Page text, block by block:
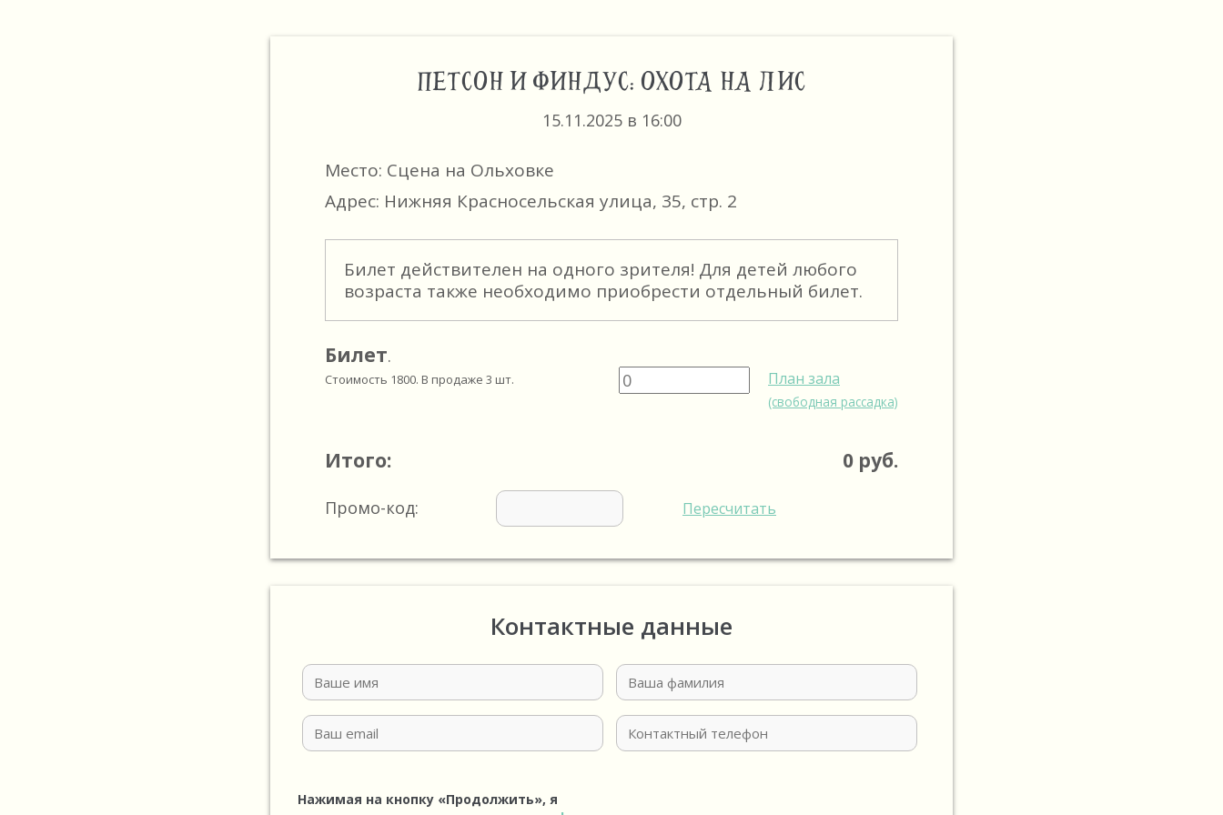
ПЕТСОН И ФИНДУС: ОХОТА НА ЛИС
15.11.2025 в 16:00
Место: Сцена на Ольховке
Адрес: Нижняя Красносельская улица, 35, стр. 2
Билет действителен на одного зрителя! Для детей любого
возраста также необходимо приобрести отдельный билет.
Билет.
Стоимость 1800. В продаже 3 шт. План зала
(свободная рассадка)
Итого: 0 руб.
Промо-код: Пересчитать
Контактные данные
Нажимая на кнопку «Продолжить», я